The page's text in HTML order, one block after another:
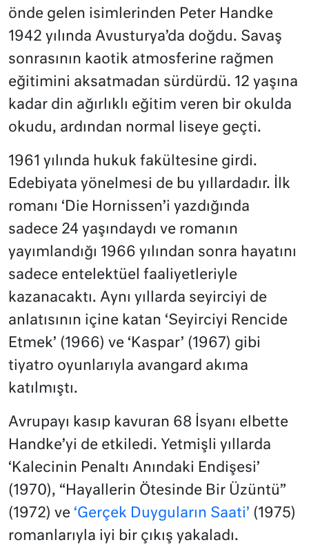
önde gelen isimlerinden Peter Handke
1942 yılında Avusturya’da doğdu. Savaş
sonrasının kaotik atmosferine rağmen
eğitimini aksatmadan sürdürdü. 12 yaşına
kadar din ağırlıklı eğitim veren bir okulda
okudu, ardından normal liseye geçti.
1961 yılında hukuk fakültesine girdi.
Edebiyata yönelmesi de bu yıllardadır. İlk
romanı ‘Die Hornissen’i yazdığında
sadece 24 yaşındaydı ve romanın
yayımlandığı 1966 yılından sonra hayatını
sadece entelektüel faaliyetleriyle
kazanacaktı. Aynı yıllarda seyirciyi de
anlatısının içine katan ‘Seyirciyi Rencide
Etmek’ (1966) ve ‘Kaspar’ (1967) gibi
tiyatro oyunlarıyla avangard akıma
katılmıştı.
Avrupayı kasıp kavuran 68 İsyanı elbette
Handke’yi de etkiledi. Yetmişli yıllarda
‘Kalecinin Penaltı Anındaki Endişesi’
(1970), “Hayallerin Ötesinde Bir Üzüntü”
(1972) ve ‘Gerçek Duyguların Saati’ (1975)
romanlarıyla iyi bir çıkış yakaladı.